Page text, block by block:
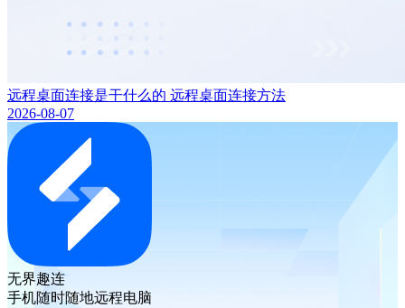
远程桌面连接是干什么的 远程桌面连接方法
2026-08-07
无界趣连
手机随时随地远程电脑